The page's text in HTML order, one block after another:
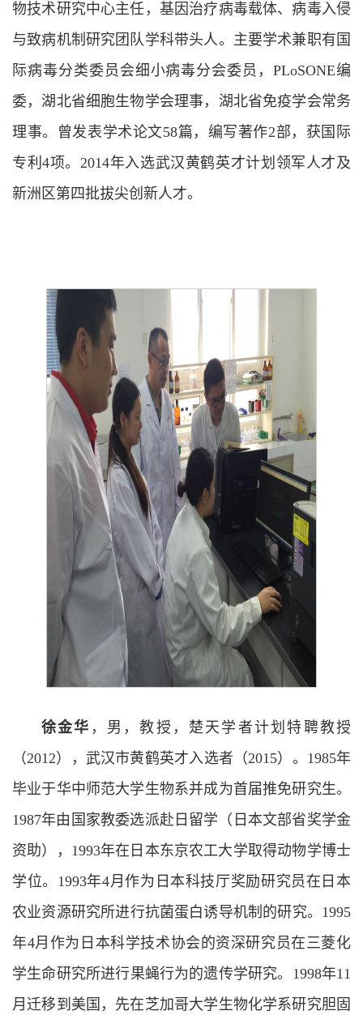
物技术研究中心主任，基因治疗病毒载体、病毒入侵
与致病机制研究团队学科带头人。主要学术兼职有国
际病毒分类委员会细小病毒分会委员，PLoSONE编
委，湖北省细胞生物学会理事，湖北省免疫学会常务
理事。曾发表学术论文58篇，编写著作2部，获国际
专利4项。2014年入选武汉黄鹤英才计划领军人才及
新洲区第四批拔尖创新人才。
徐金华 ，男，教授，楚天学者计划特聘教授
（2012），武汉市黄鹤英才入选者（2015）。1985年
毕业于华中师范大学生物系并成为首届推免研究生。
1987年由国家教委选派赴日留学（日本文部省奖学金
资助），1993年在日本东京农工大学取得动物学博士
学位。1993年4月作为日本科技厅奖励研究员在日本
农业资源研究所进行抗菌蛋白诱导机制的研究。1995
年4月作为日本科学技术协会的资深研究员在三菱化
学生命研究所进行果蝇行为的遗传学研究。1998年11
月迁移到美国，先在芝加哥大学生物化学系研究胆固